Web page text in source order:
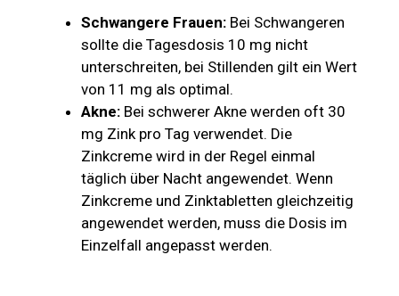
Schwangere Frauen: Bei Schwangeren
sollte die Tagesdosis 10 mg nicht
unterschreiten, bei Stillenden gilt ein Wert
von 11 mg als optimal.
Akne: Bei schwerer Akne werden oft 30
mg Zink pro Tag verwendet. Die
Zinkcreme wird in der Regel einmal
täglich über Nacht angewendet. Wenn
Zinkcreme und Zinktabletten gleichzeitig
angewendet werden, muss die Dosis im
Einzelfall angepasst werden.